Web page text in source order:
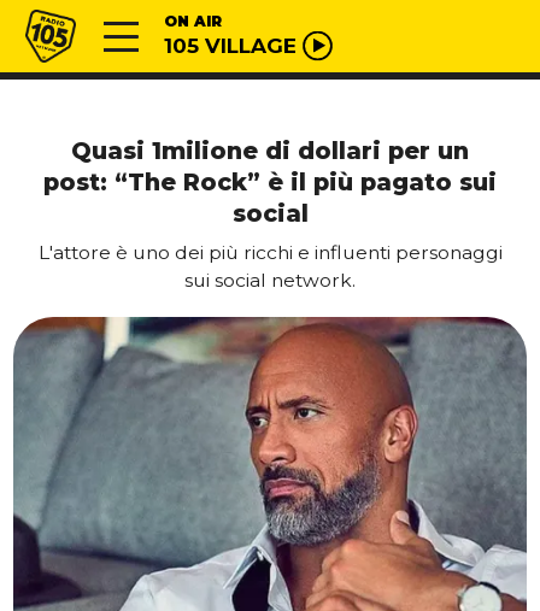
Vai al contenuto
Radio 105 ON AIR
105 VILLAGE
Quasi 1milione di dollari per un
post: “The Rock” è il più pagato sui
social
L'attore è uno dei più ricchi e influenti personaggi
sui social network.